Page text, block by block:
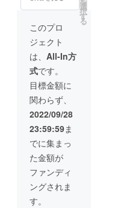
を設置
しま
す。
https://
asahiso
ken.jp/p
aper-
driving-
school-
3/ ※ご支
援時、
備考欄
に掲載
を希望
される
方のお
名前・
ご意見
も可能
です。
受講日
はメー
ル等で
やり取
りして
決めて
まいり
ます。
※詳しく
はこち
らをご
覧くだ
さい。
出来る
限りご
要望に
お応え
いたし
です。
趣旨と
異なる
プロ
ジェク
ト名で
なけれ
ば、ご
相談の
上採用
させて
いただ
く予定
です。
【ご相
談方
法】
メー
ル・電
話・
選
択
す
る
このプロ
ジェクト
は、 All-In方
式です。
目標金額に
関わらず、
2022/09/28
23:59:59ま
でに集まっ
た金額が
ファンディ
ングされま
す。